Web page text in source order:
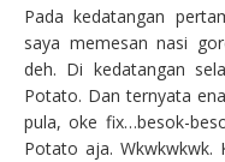
Pada kedatangan
saya memesan nasi
deh. Di kedatangan
Potato. Dan ternyata
pula, oke fix…besok-
Potato aja. Wkwkwkwk.